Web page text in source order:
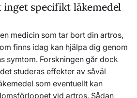
specifikt läkemedel
medicin som tar bort din artros,
finns idag kan hjälpa dig genom
symtom. Forskningen går dock
studeras effekter av såväl
som eventuellt kan
vid artros. Sådan